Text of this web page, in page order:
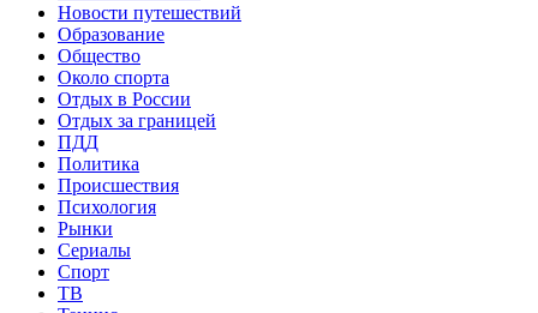
Новости путешествий
Образование
Общество
Около спорта
Отдых в России
Отдых за границей
ПДД
Политика
Происшествия
Психология
Рынки
Сериалы
Спорт
ТВ